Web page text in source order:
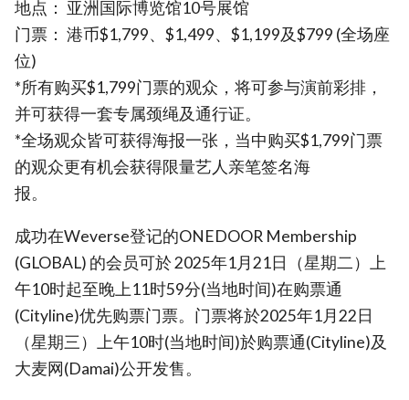
地点： 亚洲国际博览馆10号展馆
门票： 港币$1,799、$1,499、$1,199及$799 (全场座
位)
*所有购买$1,799门票的观众，将可参与演前彩排，
并可获得一套专属颈绳及通行证。
*全场观众皆可获得海报一张，当中购买$1,799门票
的观众更有机会获得限量艺人亲笔签名海
报。
成功在Weverse登记的ONEDOOR Membership
(GLOBAL) 的会员可於 2025年1月21日（星期二）上
午10时起至晚上11时59分(当地时间)在购票通
(Cityline)优先购票门票。门票将於2025年1月22日
（星期三）上午10时(当地时间)於购票通(Cityline)及
大麦网(Damai)公开发售。